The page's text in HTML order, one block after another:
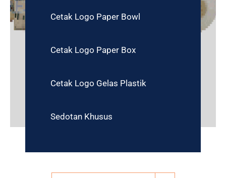
Cetak Logo Paper Bowl
Cetak Logo Paper Box
Cetak Logo Gelas Plastik
Sedotan Khusus